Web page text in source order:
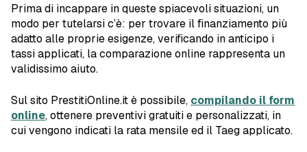
Prima di incappare in queste spiacevoli situazioni, un
modo per tutelarsi c’è: per trovare il finanziamento più
adatto alle proprie esigenze, verificando in anticipo i
tassi applicati, la comparazione online rappresenta un
validissimo aiuto.
Sul sito PrestitiOnline.it è possibile, compilando il form
online, ottenere preventivi gratuiti e personalizzati, in
cui vengono indicati la rata mensile ed il Taeg applicato.